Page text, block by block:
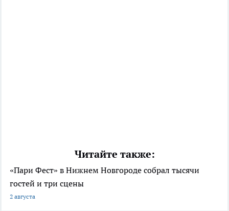
Читайте также:
«Пари Фест» в Нижнем Новгороде собрал тысячи
гостей и три сцены
2 августа